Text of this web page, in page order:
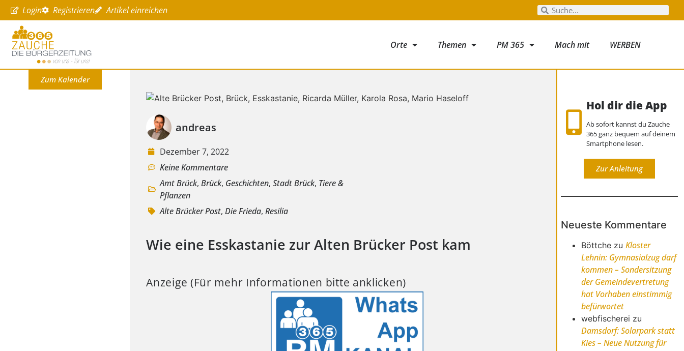
Login Registrieren Artikel einreichen
Orte Themen PM 365 Mach mit WERBEN
Zum Kalender
andreas
Dezember 7, 2022
Keine Kommentare
Amt Brück,Brück, Geschichten,Stadt Brück, Tiere &
Pflanzen
Alte Brücker Post,Die Frieda,Resilia
Wie eine Esskastanie zur Alten Brücker Post kam
Anzeige (Für mehr Informationen bitte anklicken)
Hol dir die App
Ab sofort kannst du Zauche
365 ganz bequem auf deinem
Smartphone lesen.
Zur Anleitung
Neueste Kommentare
Böttche zuKloster
Lehnin: Gymnasialzug darf
kommen – Sondersitzung
der Gemeindevertretung
hat Vorhaben einstimmig
befürwortet
webfischerei zu
Damsdorf: Solarpark statt
Kies – Neue Nutzung für